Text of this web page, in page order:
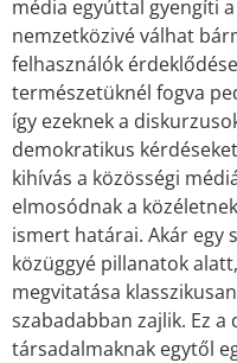
média egyúttal gyengíti
nemzetközivé válhat
felhasználók
természetüknél fogva
így ezeknek a
demokratikus
kihívás a közösségi
elmosódnak a
ismert határai. Akár egy
közüggyé pillanatok
megvitatása
szabadabban zajlik. Ez
társadalmaknak egytől